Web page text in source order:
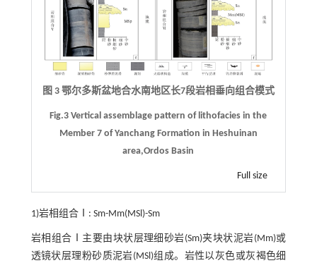
图 3 鄂尔多斯盆地合水南地区长7段岩相垂向组合模式
Fig.3 Vertical assemblage pattern of lithofacies in the
Member 7 of Yanchang Formation in Heshuinan
area,Ordos Basin
Full size
1)岩相组合Ⅰ: Sm-Mm(MSl)-Sm
岩相组合Ⅰ主要由块状层理细砂岩(Sm)夹块状泥岩(Mm)或
透镜状层理粉砂质泥岩(MSl)组成。岩性以灰色或灰褐色细